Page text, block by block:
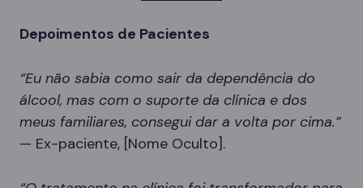
Depoimentos de Pacientes
“Eu não sabia como sair da dependência do
álcool, mas com o suporte da clínica e dos
meus familiares, consegui dar a volta por cima.”
— Ex-paciente, [Nome Oculto].